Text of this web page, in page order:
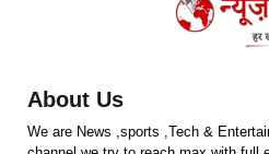
About Us
We are News ,sports ,Tech &